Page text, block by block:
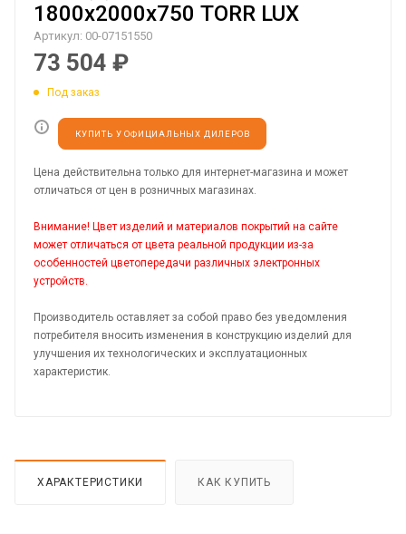
1800х2000х750 TORR LUX
Артикул: 00-07151550
73 504 ₽
Под заказ
КУПИТЬ У ОФИЦИАЛЬНЫХ ДИЛЕРОВ
Цена действительна только для интернет-магазина и может
отличаться от цен в розничных магазинах.
Внимание! Цвет изделий и материалов покрытий на сайте
может отличаться от цвета реальной продукции из-за
особенностей цветопередачи различных электронных
устройств.
Производитель оставляет за собой право без уведомления
потребителя вносить изменения в конструкцию изделий для
улучшения их технологических и эксплуатационных
характеристик.
ХАРАКТЕРИСТИКИ КАК КУПИТЬ